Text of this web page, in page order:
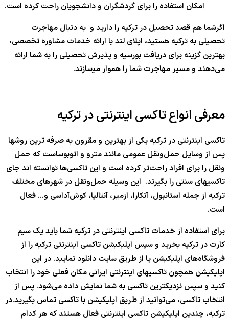
امکان استفاده را برای گردشگران و دانشجویان راحت کرده است.
اگرشما هم قصد تحصیل در ترکیه را دارید و به دنبال مهاجرت
تحصیلی به ترکیه هستید، اپلای لند با ارائه خدمات مشاوره تخصصی،
بهترین گزینه برای دریافت بورسیه و پذیرش تحصیلی را به شما ارائه
می‌دهند و مسیر مهاجرت شما را هموار می‍‌‌سازند.
معرفی انواع تاکسی اینترنتی در ترکیه
تاکسی اینترنتی در ترکیه یکی از بهترین و مقرون به صرفه ترین روشها
پس از وسایل حمل‌و‌نقل عمومی مانند مترو و اتوبوساست که حمل
ونقل را برای افراد راحت‌تر کرده است و این تاکسی‌ها توانسته اند جای
تاکسیهای سنتی را بگیرند. این وسیله حمل‌و‌نقل در شهرهای مختلف
ترکیه از جمله استانبول، آنکارا، ازمیر، آنتالیا، کوش‌آداسی و… فعال
است.
برای استفاده از خدمات تاکسی اینترنتی در ترکیه شما باید یک سیم
کارت در ترکیه بخرید و سپس اپلیکیشن تاکسی اینترنتی ترکیه را از
فروشگاه‌های اپلیکیشن یا از طریق سایت دانلود نمایید. در این
اپلیکیشن همچون تاکسیهای اینترنتی ایرانی مکان فعلی خود را انتخاب
کنید و سپس نزدیکترین تاکسی به شما نمایش داده می‌شود. پس از
انتخاب تاکسی، می‌توانید از طریق اپلیکیشن با تاکسی تماس بگیرید.در
ترکیه، چندین اپلیکیشن تاکسی اینترنتی فعال هستند که هر کدام